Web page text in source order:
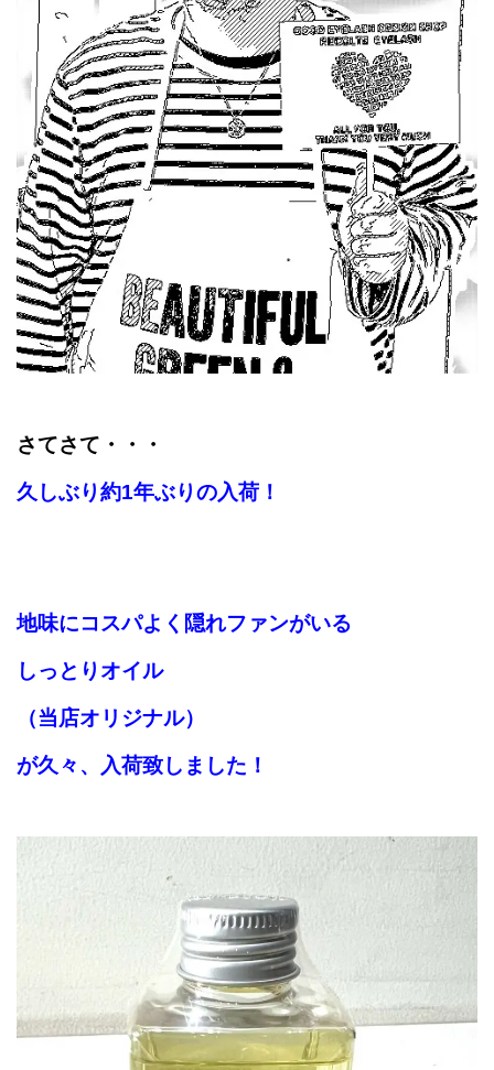
さてさて・・・
久しぶり約1年ぶりの入荷！
地味にコスパよく 隠れファンがいる
しっとりオイル
（当店オリジナル）
が久々、 入荷致しました！